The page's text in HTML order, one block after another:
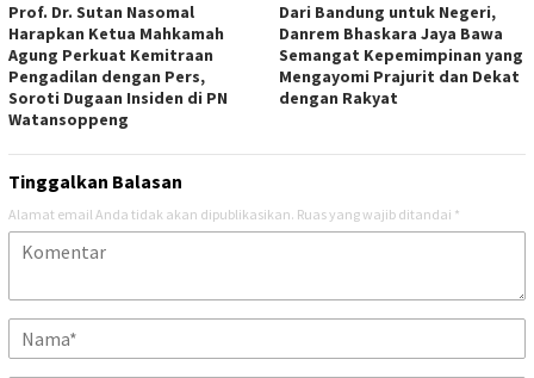
Prof. Dr. Sutan Nasomal
Harapkan Ketua Mahkamah
Agung Perkuat Kemitraan
Pengadilan dengan Pers,
Soroti Dugaan Insiden di PN
Watansoppeng
Dari Bandung untuk Negeri,
Danrem Bhaskara Jaya Bawa
Semangat Kepemimpinan yang
Mengayomi Prajurit dan Dekat
dengan Rakyat
Tinggalkan Balasan
Alamat email Anda tidak akan dipublikasikan. Ruas yang wajib ditandai *